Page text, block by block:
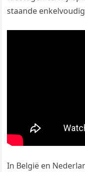
staande
In België en